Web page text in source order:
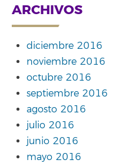
ARCHIVOS
diciembre 2016
noviembre 2016
octubre 2016
septiembre 2016
agosto 2016
julio 2016
junio 2016
mayo 2016